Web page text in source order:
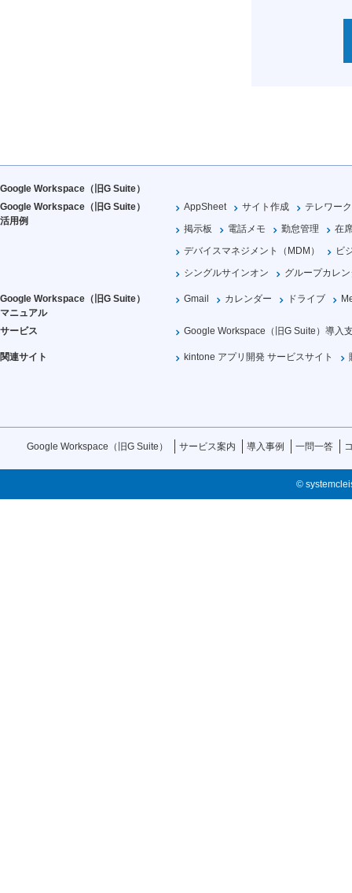
Google Workspace（旧G Suite）
Google Workspace（旧G Suite）
活用例
AppSheet サイト作成
テレワーク
掲示板
電話メモ 勤怠管理
在
デバイスマネジメント（MDM）
ビ
シングルサインオン
グループカレ
Google Workspace（旧G Suite）
マニュアル
Gmail カレンダー ドライブ
サービス Google Workspace（旧G Suite）導入
関連サイト kintone アプリ開発 サービスサイト
Google Workspace（旧G Suite） サービス案内 導入事例 一問一答
©